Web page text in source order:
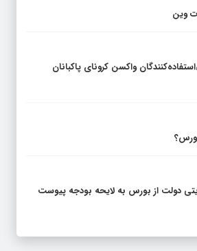
وین
واکسن کرونای پاکبانان
حمایتی دولت از بورس به لایحه بودجه پیوست